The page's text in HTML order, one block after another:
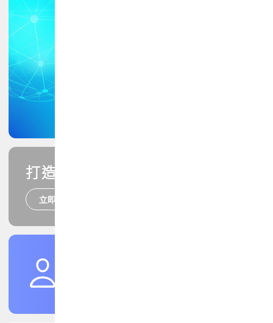
打造您的PCB專業技能
立即報名